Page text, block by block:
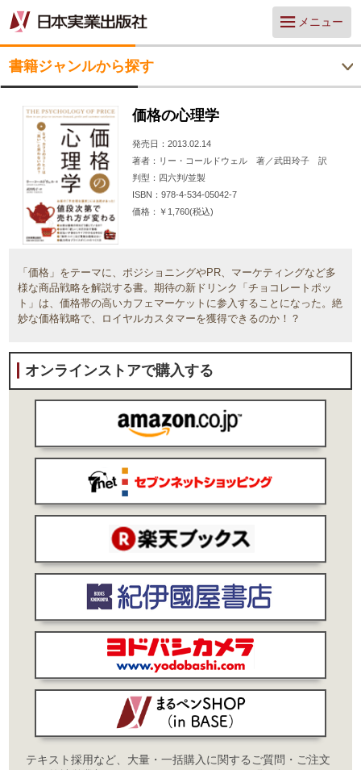
メニュー
書籍ジャンルから探す
価格の心理学
発売日
2013.02.14
著者
リー・コールドウェル 著／武田玲子 訳
判型
四六判/並製
ISBN
978-4-534-05042-7
価格
￥1,760(税込)
「価格」をテーマに、ポジショニングやPR、マーケティングなど多
様な商品戦略を解説する書。期待の新ドリンク「チョコレートポッ
ト」は、価格帯の高いカフェマーケットに参入することになった。絶
妙な価格戦略で、ロイヤルカスタマーを獲得できるのか！？
オンラインストアで購入する
テキスト採用など、大量・一括購入に関するご質問・ご注文